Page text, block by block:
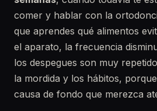
comer y hablar con la
que aprendes qué alimentos
el aparato, la frecuencia
los despegues son muy
la mordida y los hábitos,
causa de fondo que merezca